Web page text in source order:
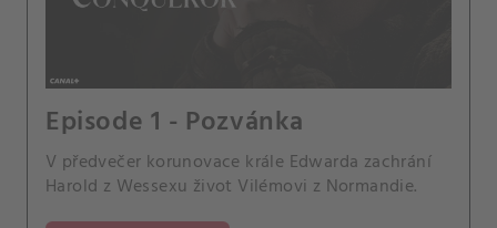
Episode 1 - Pozvánka
V předvečer korunovace krále Edwarda zachrání
Harold z Wessexu život Vilémovi z Normandie.